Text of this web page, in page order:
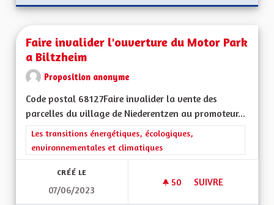
Faire invalider l'ouverture du Motor Park
a Biltzheim
Proposition anonyme
Code postal 68127Faire invalider la vente des
parcelles du village de Niederentzen au promoteur...
Filtrer les résultats de la catégorie : Les transitions
Les transitions énergétiques, écologiques,
environnementales et climatiques
CRÉÉ LE
07/06/2023
50 50 ABONNÉS
SUIVRE